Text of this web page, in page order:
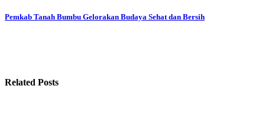
Pemkab Tanah Bumbu Gelorakan Budaya Sehat dan Bersih
Related Posts